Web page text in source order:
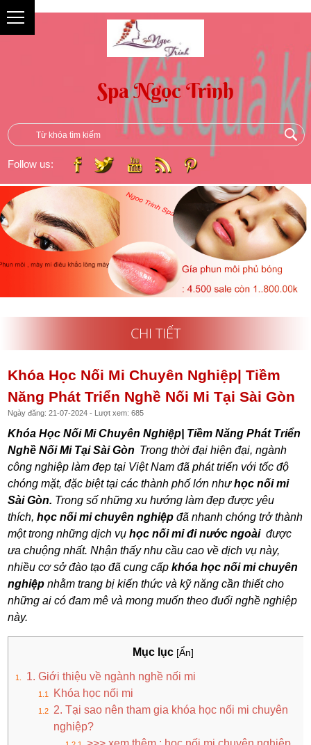
Follow us:
CHI TIẾT
Khóa Học Nối Mi Chuyên Nghiệp| Tiềm
Năng Phát Triển Nghề Nối Mi Tại Sài Gòn
Ngày đăng: 21-07-2024 - Lượt xem: 685
Khóa Học Nối Mi Chuyên Nghiệp| Tiềm Năng Phát Triển
Nghề Nối Mi Tại Sài Gòn Trong thời đại hiện đại, ngành
công nghiệp làm đẹp tại Việt Nam đã phát triển với tốc độ
chóng mặt, đặc biệt tại các thành phố lớn nhưhọc nối mi
Sài Gòn. Trong số những xu hướng làm đẹp được yêu
thích,học nối mi chuyên nghiệp đã nhanh chóng trở thành
một trong những dịch vụhọc nối mi đi nước ngoài được
ưa chuộng nhất. Nhận thấy nhu cầu cao về dịch vụ này,
nhiều cơ sở đào tạo đã cung cấpkhóa học nối mi chuyên
nghiệp nhằm trang bị kiến thức và kỹ năng cần thiết cho
những ai có đam mê và mong muốn theo đuổi nghề nghiệp
này.
Mục lục [Ẩn]
1. Giới thiệu về ngành nghề nối mi
Khóa học nối mi
2. Tại sao nên tham gia khóa học nối mi chuyên
nghiệp?